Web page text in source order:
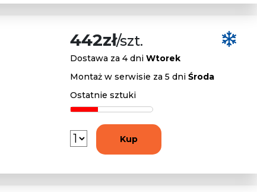
442zł/szt.
Dostawa za 4 dni Wtorek
Montaż w serwisie za 5 dni Środa
Ostatnie sztuki
Kup